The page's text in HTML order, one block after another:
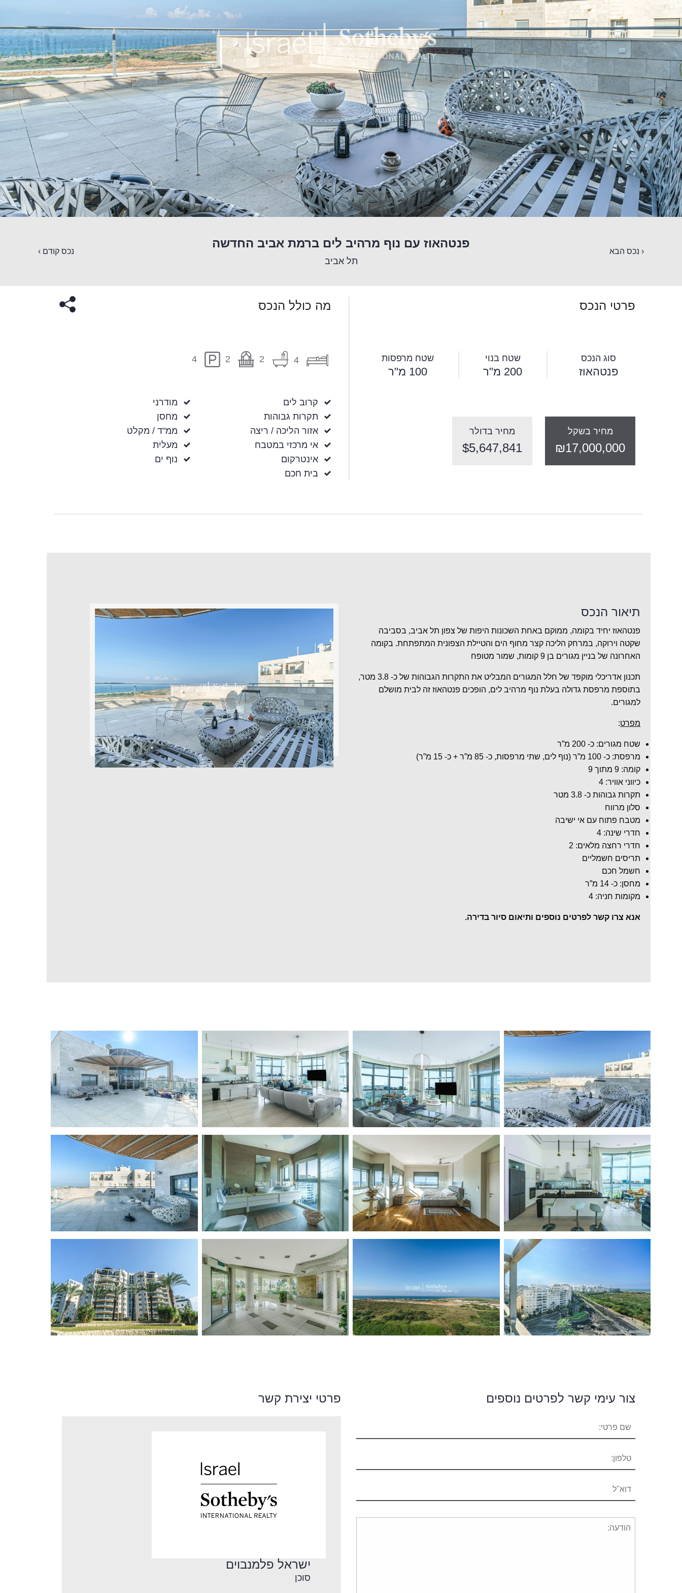
פנטהאוז עם נוף מרהיב לים ברמת אביב החדשה
תל אביב
‹ נכס הבא נכס קודם ›
פרטי הנכס
סוג הנכס
פנטהאוז
שטח בנוי
200 מ"ר
שטח מרפסות
100 מ"ר
מחיר בשקל
₪17,000,000
מחיר בדולר
$5,647,841
מה כולל הנכס
4
2
2
4
קרוב לים
תקרות גבוהות
אזור הליכה / ריצה
אי מרכזי במטבח
אינטרקום
בית חכם
מודרני
מחסן
ממ"ד / מקלט
מעלית
נוף ים
תיאור הנכס
פנטהאוז יחיד בקומה, ממוקם באחת השכונות היפות של צפון תל אביב, בסביבה
שקטה וירוקה, במרחק הליכה קצר מחוף הים והטיילת הצפונית המתפתחת. בקומה
האחרונה של בניין מגורים בן 9 קומות, שמור מטופח
תכנון אדריכלי מוקפד של חלל המגורים המבליט את התקרות הגבוהות של כ- 3.8 מטר,
בתוספת מרפסת גדולה בעלת נוף מרהיב לים, הופכים פנטהאוז זה לבית מושלם
למגורים.
מפרט:
שטח מגורים: כ- 200 מ”ר
מרפסת: כ- 100 מ”ר (נוף לים, שתי מרפסות, כ- 85 מ”ר + כ- 15 מ”ר)
קומה: 9 מתוך 9
כיווני אוויר: 4
תקרות גבוהות כ- 3.8 מטר
סלון מרווח
מטבח פתוח עם אי ישיבה
חדרי שינה: 4
חדרי רחצה מלאים: 2
תריסים חשמליים
חשמל חכם
מחסן: כ- 14 מ”ר
מקומות חניה: 4
אנא צרו קשר לפרטים נוספים ותיאום סיור בדירה.
פרטי יצירת קשר
ישראל פלמנבוים
סוכן
צור עימי קשר לפרטים נוספים